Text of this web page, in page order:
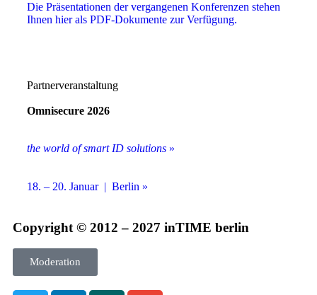
Die Präsentationen der vergangenen Konferenzen stehen
Ihnen hier als PDF-Dokumente zur Verfügung.
Partnerveranstaltung
Omnisecure 2026
the world of smart ID solutions »
18. – 20. Januar | Berlin »
Copyright © 2012 – 2027 inTIME berlin
Moderation